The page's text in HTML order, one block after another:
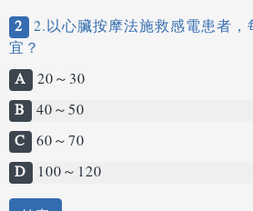
2 2.以心臟按摩法施救感電患者，
宜？
A 20～30
B 40～50
C 60～70
D
100～120